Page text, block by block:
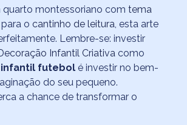
quarto montessoriano com tema
o cantinho de leitura , esta arte
Lembre-se: investir
Infantil Criativa como
futebolé investir no bem-
do seu pequeno.
a chance de transformar o